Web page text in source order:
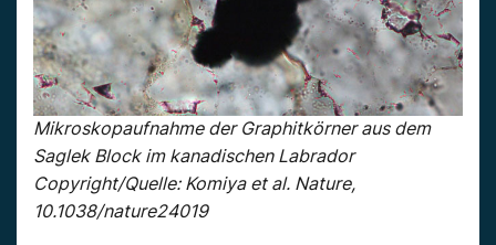
Mikroskopaufnahme der Graphitkörner aus dem
Saglek Block im kanadischen Labrador
Copyright/Quelle: Komiya et al. Nature,
10.1038/nature24019